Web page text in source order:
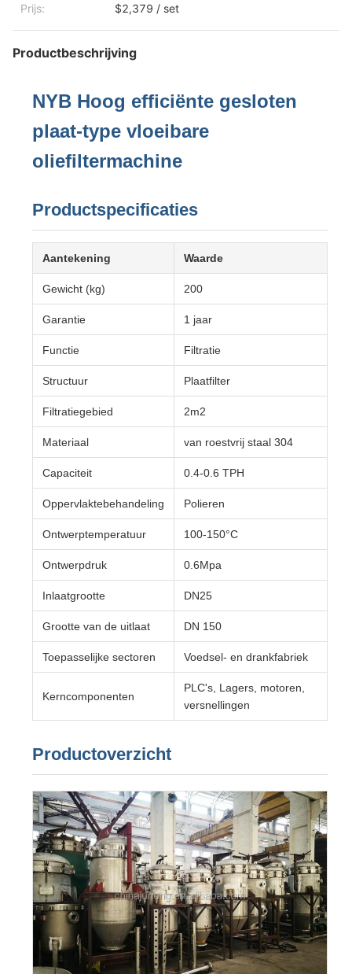
Prijs: $2,379 / set
Productbeschrijving
NYB Hoog efficiënte gesloten
plaat-type vloeibare
oliefiltermachine
Productspecificaties
Aantekening Waarde
Gewicht (kg) 200
Garantie 1 jaar
Functie Filtratie
Structuur Plaatfilter
Filtratiegebied 2m2
Materiaal van roestvrij staal 304
Capaciteit 0.4-0.6 TPH
Oppervlaktebehandeling Polieren
Ontwerptemperatuur 100-150°C
Ontwerpdruk 0.6Mpa
Inlaatgrootte DN25
Grootte van de uitlaat DN 150
Toepasselijke sectoren Voedsel- en drankfabriek
Kerncomponenten
PLC's, Lagers, motoren,
versnellingen
Productoverzicht